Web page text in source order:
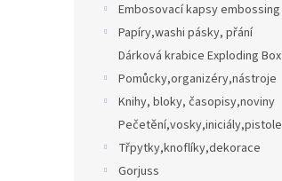
Embosovací kapsy embossing
Papíry,washi pásky, přání
Dárková krabice Exploding Box
Pomůcky,organizéry,nástroje
Knihy, bloky, časopisy,noviny
Pečetění,vosky,iniciály,pistole
Třpytky,knoflíky,dekorace
Gorjuss